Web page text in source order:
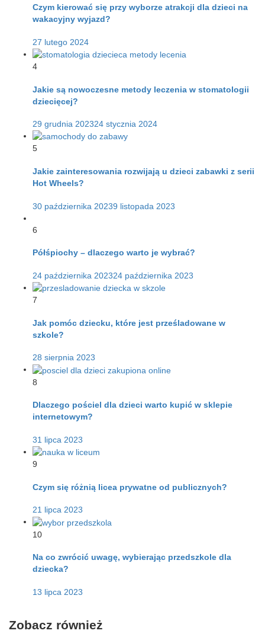
Czym kierować się przy wyborze atrakcji dla dzieci na
wakacyjny wyjazd?
27 lutego 2024
4
Jakie są nowoczesne metody leczenia w stomatologii
dziecięcej?
29 grudnia 202324 stycznia 2024
5
Jakie zainteresowania rozwijają u dzieci zabawki z serii
Hot Wheels?
30 października 20239 listopada 2023
6
Półśpiochy – dlaczego warto je wybrać?
24 października 202324 października 2023
7
Jak pomóc dziecku, które jest prześladowane w
szkole?
28 sierpnia 2023
8
Dlaczego pościel dla dzieci warto kupić w sklepie
internetowym?
31 lipca 2023
9
Czym się różnią licea prywatne od publicznych?
21 lipca 2023
10
Na co zwrócić uwagę, wybierając przedszkole dla
dziecka?
13 lipca 2023
Zobacz również